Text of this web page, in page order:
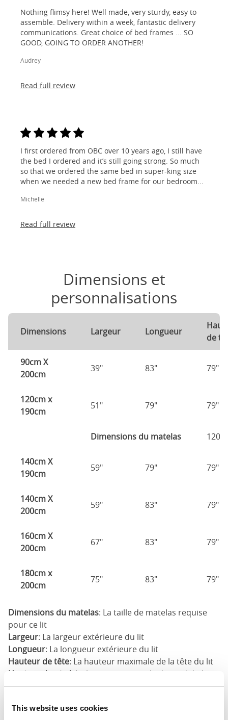
This website uses cookies
Nothing flimsy here! Well made, very sturdy, easy to
assemble. Delivery within a week, fantastic delivery
communications. Great choice of bed frames ... SO
GOOD, GOING TO ORDER ANOTHER!
Audrey
Read full review
I first ordered from OBC over 10 years ago, I still have
the bed I ordered and it’s still going strong. So much
so that we ordered the same bed in super-king size
when we needed a new bed frame for our bedroom...
Michelle
Read full review
Dimensions et
personnalisations
Dimensions Largeur Longueur
de
90cm X
200cm
39" 83" 79"
120cm x
190cm
51" 79" 79"
Dimensions du matelas
140cm X
190cm
59" 79" 79"
140cm X
200cm
59" 83" 79"
160cm X
200cm
67" 83" 79"
180cm x
200cm
75" 83" 79"
Dimensions du matelas: La taille de matelas requise
pour ce lit
Largeur: La largeur extérieure du lit
Longueur: La longueur extérieure du lit
Hauteur de tête: La hauteur maximale de la tête du lit
Hauteur du pied : La hauteur maximale du pied du lit
cadre de lit. Il peut y avoir une variation de jusqu'à un